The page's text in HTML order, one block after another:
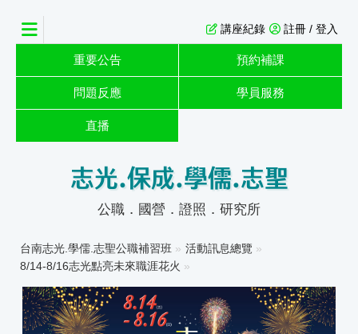
註冊 / 登入
講座紀錄
重要公告 預約補課
問題反應 學員服務
直播
志光.保成.學儒.志聖
公職．國營．證照．研究所
台南志光.學儒.志聖公職補習班 » 活動訊息總覽 »
8/14-8/16志光點亮未來職涯花火 »